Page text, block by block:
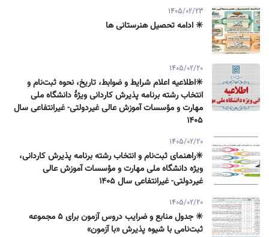
1405/02/23
✳️ ادامه تحصیل هنرستانی ها
1405/02/20
✳️اطلاعیه اعلام شرایط و ضوابط، تاریخ، نحوه ثبت‌نام و
انتخاب رشته برنامه پذیرش كاردانی ویژۀ دانشگاه ملی
مهارت و مؤسسات آموزش عالی غیردولتی- غیرانتفاعی سال
۱۴۰۵
1405/02/20
✳️راهنمای ثبت‌نام و انتخاب رشته برنامه پذیرش كاردانی،
ویژه دانشگاه ملی مهارت و مؤسسات آموزش عالی
غیردولتی- غیرانتفاعی سال ۱۴۰۵
1405/02/20
✳️ جدول منابع و ضرایب دروس آزمون برای ۵ مجموعه
ثبت‌نامی با شیوه پذیرش «با آزمون»